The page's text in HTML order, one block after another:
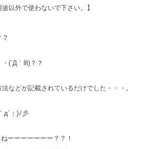
以外で使わないで下さい。】
(´Д｀lll)？？
などが記載されているだけでした・・・。
д´；)ﾉ彡
ーーーーーーー？？！